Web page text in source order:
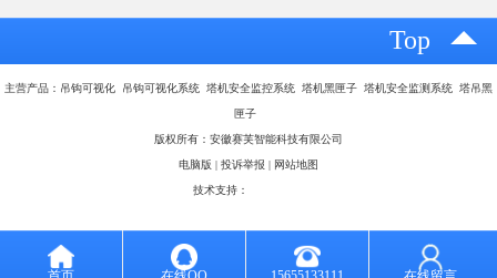
Top
主营产品：吊钩可视化 吊钩可视化系统 塔机安全监控系统 塔机黑匣子 塔机安全监测系统 塔吊黑
匣子
版权所有：安徽赛芙智能科技有限公司
电脑版 | 投诉举报 | 网站地图
技术支持：